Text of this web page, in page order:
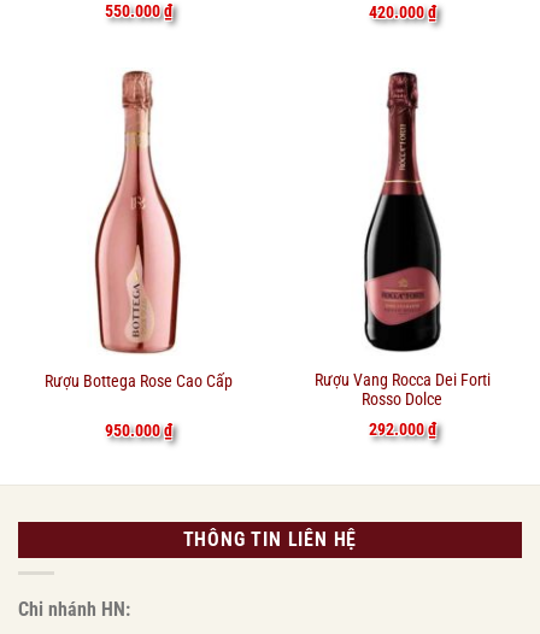
550.000₫ 420.000₫
Rượu Bottega Rose Cao Cấp
950.000₫
Rượu Vang Rocca Dei Forti
Rosso Dolce
292.000₫
THÔNG TIN LIÊN HỆ
Chi nhánh HN: